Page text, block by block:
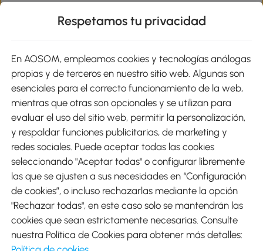
Métodos de Pago
Envíos
Descargar Aosom App
Google Play
Respetamos tu privacidad
En AOSOM, empleamos cookies y tecnologías análogas
propias y de terceros en nuestro sitio web. Algunas son
esenciales para el correcto funcionamiento de la web,
mientras que otras son opcionales y se utilizan para
evaluar el uso del sitio web, permitir la personalización,
y respaldar funciones publicitarias, de marketing y
redes sociales. Puede aceptar todas las cookies
seleccionando "Aceptar todas" o configurar libremente
las que se ajusten a sus necesidades en “Configuración
de cookies”, o incluso rechazarlas mediante la opción
"Rechazar todas", en este caso solo se mantendrán las
cookies que sean estrictamente necesarias. Consulte
nuestra Política de Cookies para obtener más detalles: